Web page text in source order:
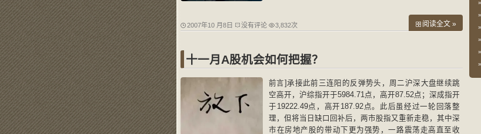
2007年10 月8日 没有评论 3,832次 阅读全文 »
十一月A股机会如何把握？
前言]承接此前三连阳的反弹势头，周二沪深大盘继续跳
空高开，沪综指开于5984.71点，高开87.52点；深成指开
于19222.49点，高开187.92点。此后虽经过一轮回落整
理，但将当日缺口回补后，两市股指又重新走稳，其中深
市在房地产股的带动下更为强势，一路震荡走高直至收